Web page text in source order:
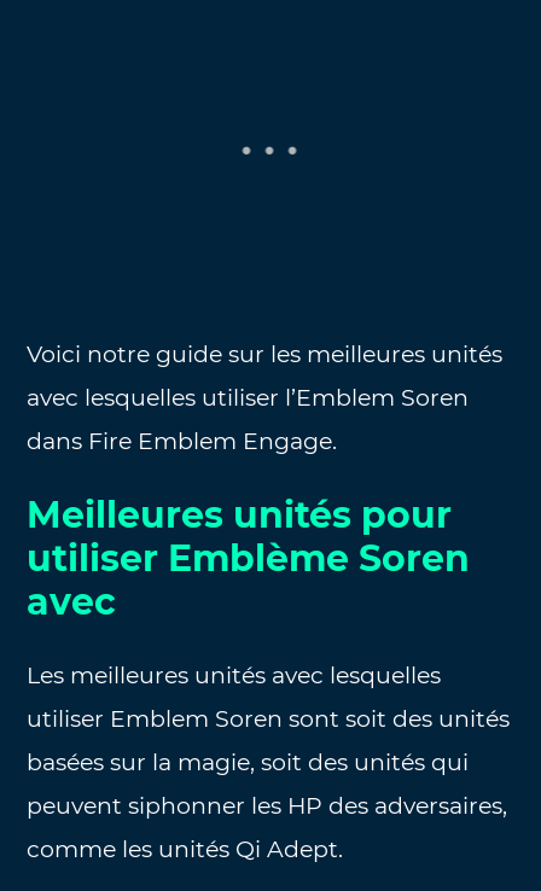
Voici notre guide sur les meilleures unités
avec lesquelles utiliser l’Emblem Soren
dans Fire Emblem Engage.
Meilleures unités pour
utiliser Emblème Soren
avec
Les meilleures unités avec lesquelles
utiliser Emblem Soren sont soit des unités
basées sur la magie, soit des unités qui
peuvent siphonner les HP des adversaires,
comme les unités Qi Adept.